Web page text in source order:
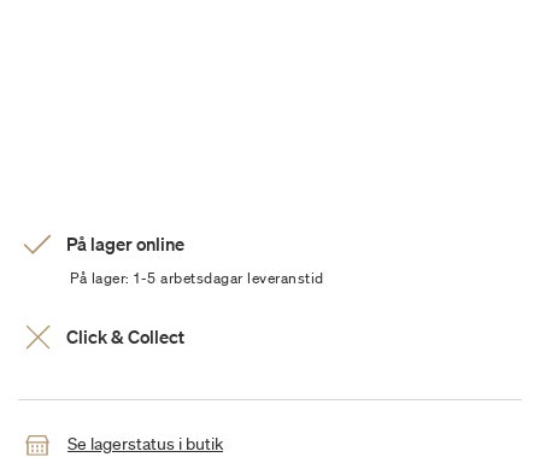
På lager online
På lager: 1-5 arbetsdagar leveranstid
Click & Collect
Se lagerstatus i butik